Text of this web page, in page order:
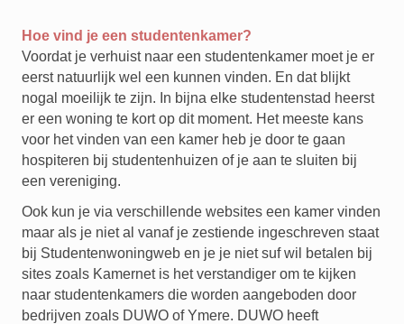
Hoe vind je een studentenkamer?
Voordat je verhuist naar een studentenkamer moet je er
eerst natuurlijk wel een kunnen vinden. En dat blijkt
nogal moeilijk te zijn. In bijna elke studentenstad heerst
er een woning te kort op dit moment. Het meeste kans
voor het vinden van een kamer heb je door te gaan
hospiteren bij studentenhuizen of je aan te sluiten bij
een vereniging.
Ook kun je via verschillende websites een kamer vinden
maar als je niet al vanaf je zestiende ingeschreven staat
bij Studentenwoningweb en je je niet suf wil betalen bij
sites zoals Kamernet is het verstandiger om te kijken
naar studentenkamers die worden aangeboden door
bedrijven zoals DUWO of Ymere. DUWO heeft